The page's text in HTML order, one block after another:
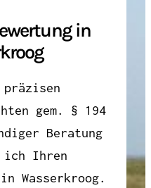
in
gem. § 194
Beratung
ich Ihren
Wasserkroog.